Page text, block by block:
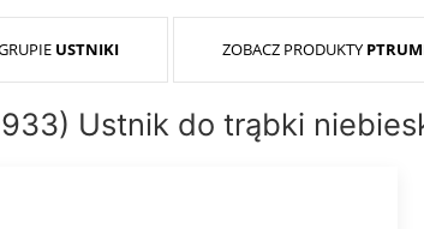
USTNIKI ZOBACZ PRODUKTY
Ustnik do trąbki